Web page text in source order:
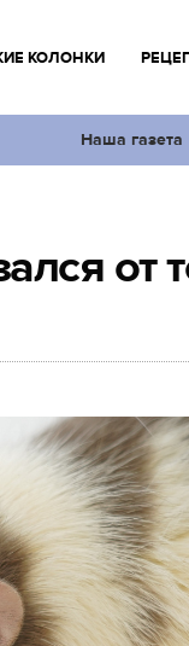
КОЛОНКИ
Наша газета
от